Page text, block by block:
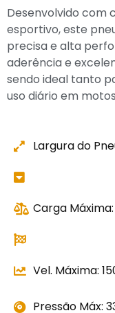
Desenvolvido com
esportivo, este
precisa e alta
aderência e
sendo ideal tanto
uso diário em
Largura do
Carga Máxima:
Vel. Máxima:
Pressão Máx: